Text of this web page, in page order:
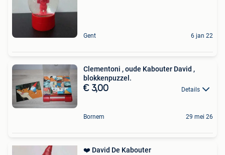
Gent 6 jan 22
Clementoni , oude Kabouter David ,
blokkenpuzzel.
€ 3,00 Details
Bornem 29 mei 26
❤️ David De Kabouter